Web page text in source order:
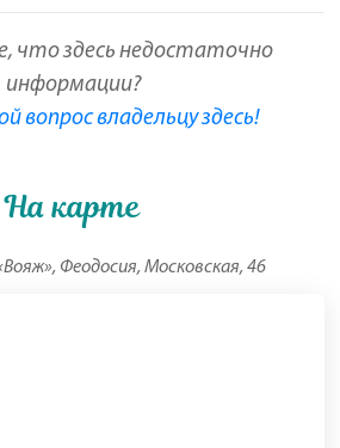
что здесь недостаточно
информации?
вопрос владельцу здесь!
На карте
Феодосия, Московская, 46